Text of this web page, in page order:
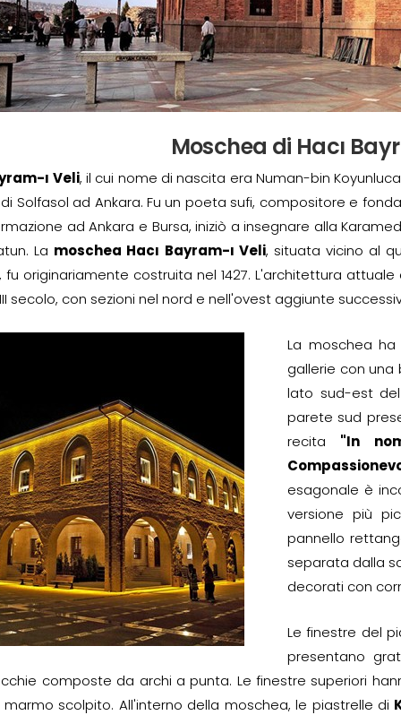
Moschea di Hacı
ı Veli, il cui nome di nascita era Numan-bin
Solfasol ad Ankara. Fu un poeta sufi, compositore e
ad Ankara e Bursa, iniziò a insegnare alla
La moschea Hacı Bayram-ı Veli, situata vicino al
fu originariamente costruita nel 1427. L'architettura
secolo, con sezioni nel nord e nell'ovest aggiunte
La moschea
gallerie con
lato sud-est
parete sud
recita "In
esagonale è
versione più
pannello
separata dalla
decorati con
Le finestre del
presentano
composte da archi a punta. Le finestre superiori
scolpito. All'interno della moschea, le piastrelle di